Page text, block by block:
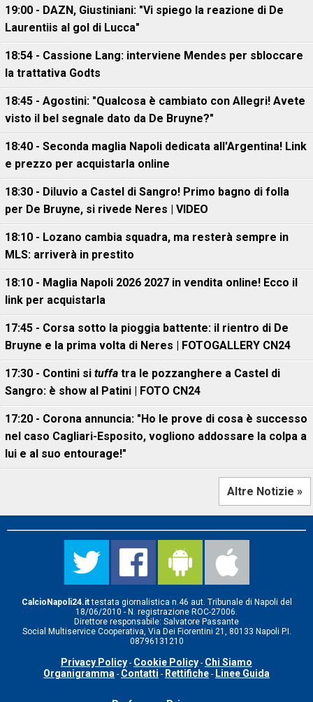
19:00 - DAZN, Giustiniani: "Vi spiego la reazione di De
Laurentiis al gol di Lucca"
18:54 - Cassione Lang: interviene Mendes per sbloccare
la trattativa Godts
18:45 - Agostini: "Qualcosa è cambiato con Allegri! Avete
visto il bel segnale dato da De Bruyne?"
18:40 - Seconda maglia Napoli dedicata all'Argentina! Link
e prezzo per acquistarla online
18:30 - Diluvio a Castel di Sangro! Primo bagno di folla
per De Bruyne, si rivede Neres | VIDEO
18:10 - Lozano cambia squadra, ma resterà sempre in
MLS: arriverà in prestito
18:10 - Maglia Napoli 2026 2027 in vendita online! Ecco il
link per acquistarla
17:45 - Corsa sotto la pioggia battente: il rientro di De
Bruyne e la prima volta di Neres | FOTOGALLERY CN24
17:30 - Contini si tuffa tra le pozzanghere a Castel di
Sangro: è show al Patini | FOTO CN24
17:20 - Corona annuncia: "Ho le prove di cosa è successo
nel caso Cagliari-Esposito, vogliono addossare la colpa a
lui e al suo entourage!"
Altre Notizie »
CalcioNapoli24.ittestata giornalistica n.46 aut. Tribunale di Napoli del
18/06/2010 - N. registrazione ROC-27006.
Direttore responsabile: Salvatore Passante
Social Multiservice Cooperativa, Via Dei Fiorentini 21, 80133 Napoli P.I.
08796131210
Privacy Policy - Cookie Policy - Chi Siamo
Organigramma - Contatti - Rettifiche - Linee Guida